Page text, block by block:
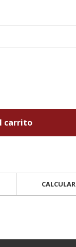
carrito
CALCULAR